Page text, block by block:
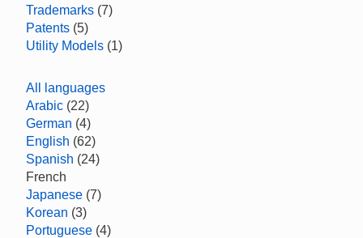
Trademarks (7)
Patents (5)
Utility Models (1)
All languages
Arabic (22)
German (4)
English (62)
Spanish (24)
French
Japanese (7)
Korean (3)
Portuguese (4)